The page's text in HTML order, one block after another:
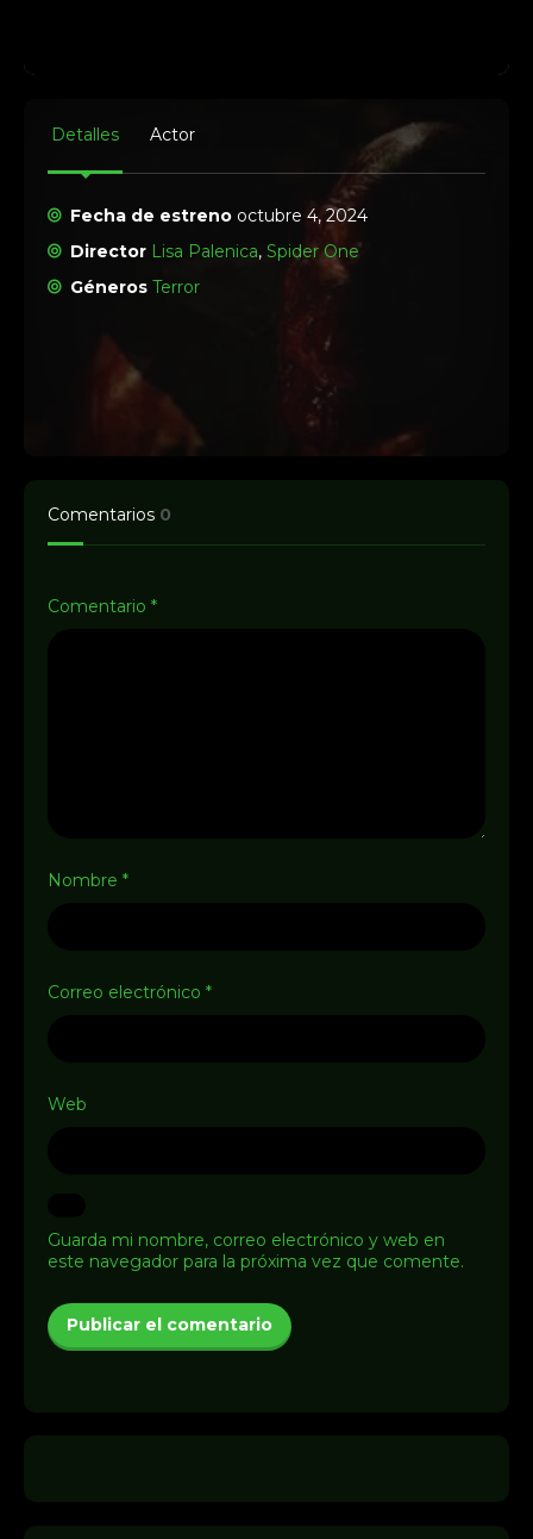
Detalles Actor
Fecha de estreno octubre 4, 2024
Director Lisa Palenica,Spider One
Géneros Terror
Comentarios 0
Comentario *
Nombre *
Correo electrónico *
Web
Guarda mi nombre, correo electrónico y web en
este navegador para la próxima vez que comente.